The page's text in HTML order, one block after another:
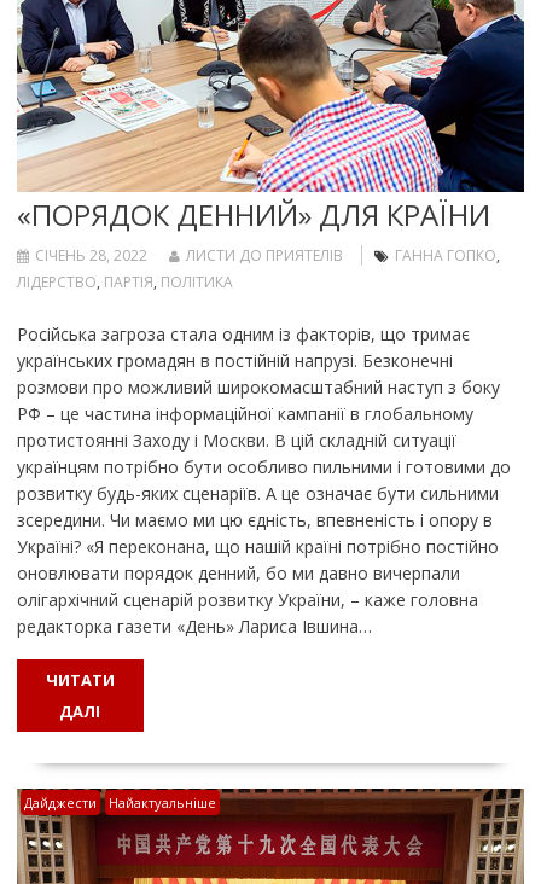
«ПОРЯДОК ДЕННИЙ» ДЛЯ КРАЇНИ
СІЧЕНЬ 28, 2022 ЛИСТИ ДО ПРИЯТЕЛІВ ГАННА ГОПКО,
ЛІДЕРСТВО, ПАРТІЯ, ПОЛІТИКА
Російська загроза стала одним із факторів, що тримає
українських громадян в постійній напрузі. Безконечні
розмови про можливий широкомасштабний наступ з боку
РФ – це частина інформаційної кампанії в глобальному
протистоянні Заходу і Москви. В цій складній ситуації
українцям потрібно бути особливо пильними і готовими до
розвитку будь-яких сценаріїв. А це означає бути сильними
зсередини. Чи маємо ми цю єдність, впевненість і опору в
Україні? «Я переконана, що нашій країні потрібно постійно
оновлювати порядок денний, бо ми давно вичерпали
олігархічний сценарій розвитку України, – каже головна
редакторка газети «День» Лариса Івшина…
ЧИТАТИ
ДАЛІ
Дайджести Найактуальніше